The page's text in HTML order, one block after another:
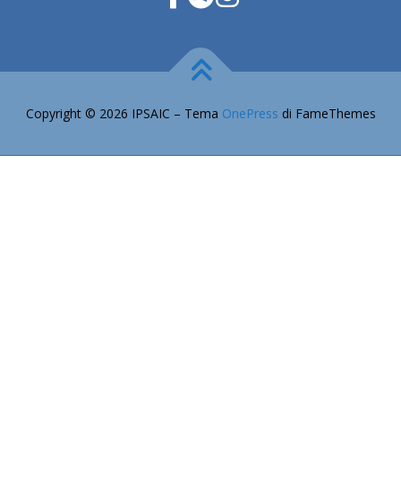
Copyright © 2026 IPSAIC – Tema OnePress di FameThemes